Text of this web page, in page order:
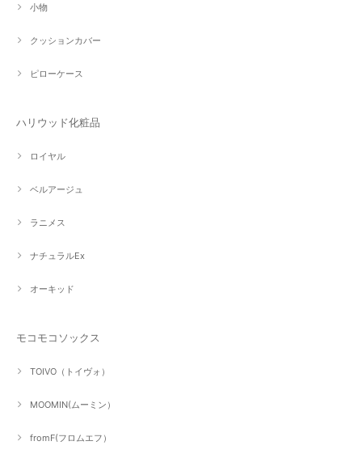
小物
クッションカバー
ピローケース
ハリウッド化粧品
ロイヤル
ベルアージュ
ラニメス
ナチュラルEx
オーキッド
モコモコソックス
TOIVO（トイヴォ）
MOOMIN(ムーミン）
fromF(フロムエフ）